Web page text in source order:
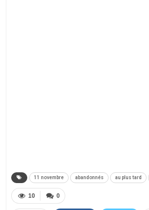
11 novembre abandonnés au plus tard
0
10